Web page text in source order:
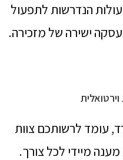
הנדרשות לתפעול
ישירה של מזכירה.
עומד לרשותכם צוות
מיידי לכל צורך.